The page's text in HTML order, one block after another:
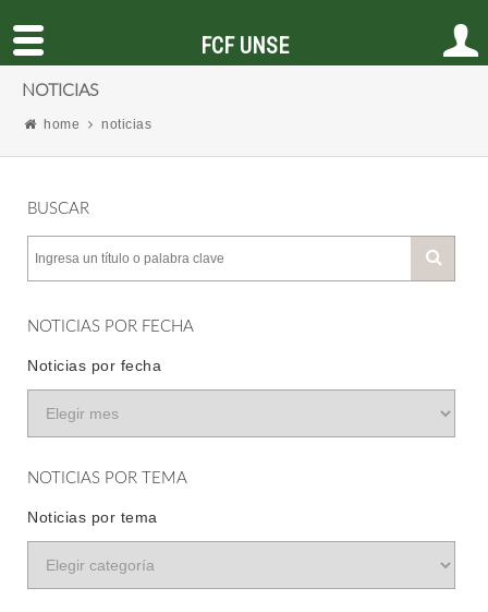
NOTICIAS
home noticias
BUSCAR
NOTICIAS POR FECHA
Noticias por fecha
NOTICIAS POR TEMA
Noticias por tema
FCF UNSE